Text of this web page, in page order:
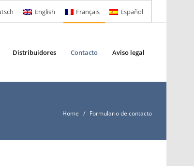
English Français Español
Distribuidores Contacto Aviso legal
Home / Formulario de contacto